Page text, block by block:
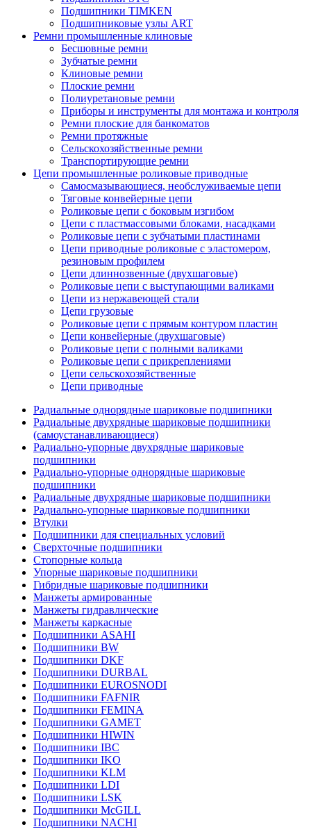
Подшипники TIMKEN
Подшипниковые узлы ART
Ремни промышленные клиновые
Бесшовные ремни
Зубчатые ремни
Клиновые ремни
Плоские ремни
Полиуретановые ремни
Приборы и инструменты для монтажа и контроля
Ремни плоские для банкоматов
Ремни протяжные
Сельскохозяйственные ремни
Транспортирующие ремни
Цепи промышленные роликовые приводные
Самосмазывающиеся, необслуживаемые цепи
Тяговые конвейерные цепи
Роликовые цепи с боковым изгибом
Цепи с пластмассовыми блоками, насадками
Роликовые цепи с зубчатыми пластинами
Цепи приводные роликовые с эластомером,
резиновым профилем
Цепи длиннозвенные (двухшаговые)
Роликовые цепи с выступающими валиками
Цепи из нержавеющей стали
Цепи грузовые
Роликовые цепи с прямым контуром пластин
Цепи конвейерные (двухшаговые)
Роликовые цепи с полными валиками
Роликовые цепи с прикреплениями
Цепи сельскохозяйственные
Цепи приводные
Радиальные однорядные шариковые подшипники
Радиальные двухрядные шариковые подшипники
(самоустанавливающиеся)
Радиально-упорные двухрядные шариковые
подшипники
Радиально-упорные однорядные шариковые
подшипники
Радиальные двухрядные шариковые подшипники
Радиально-упорные шариковые подшипники
Втулки
Подшипники для специальных условий
Сверхточные подшипники
Стопорные кольца
Упорные шариковые подшипники
Гибридные шариковые подшипники
Манжеты армированные
Манжеты гидравлические
Манжеты каркасные
Подшипники ASAHI
Подшипники BW
Подшипники DKF
Подшипники DURBAL
Подшипники EUROSNODI
Подшипники FAFNIR
Подшипники FEMINA
Подшипники GAMET
Подшипники HIWIN
Подшипники IBC
Подшипники IKO
Подшипники KLM
Подшипники LDI
Подшипники LSK
Подшипники McGILL
Подшипники NACHI